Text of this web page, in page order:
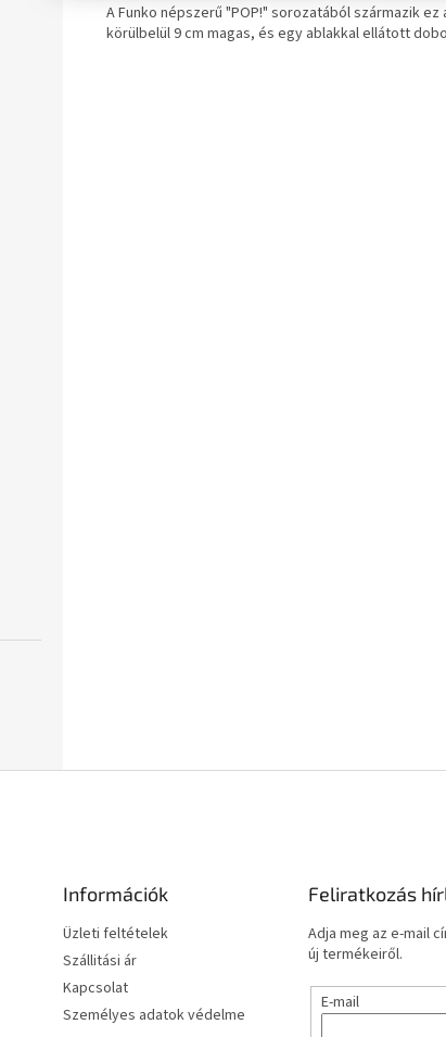
A Funko népszerű "POP!" sorozatából származik
körülbelül 9 cm magas, és egy ablakkal ellátott
Információk
Üzleti feltételek
Szállitási ár
Kapcsolat
Személyes adatok védelme
Feliratkozás
Adja meg az e-mail
új termékeiről.
E-mail